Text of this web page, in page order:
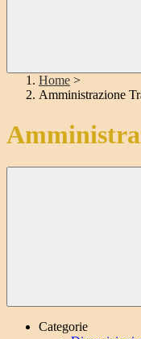
Home >
Amministrazione
Categorie